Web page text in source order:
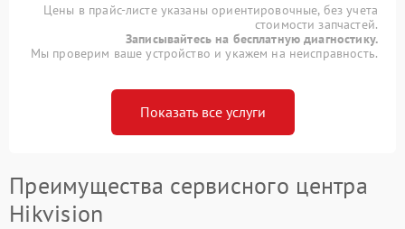
Цены в прайс-листе указаны ориентировочные, без учета
стоимости запчастей.
Записывайтесь на бесплатную диагностику.
Мы проверим ваше устройство и укажем на неисправность.
Показать все услуги
Преимущества сервисного центра
Hikvision